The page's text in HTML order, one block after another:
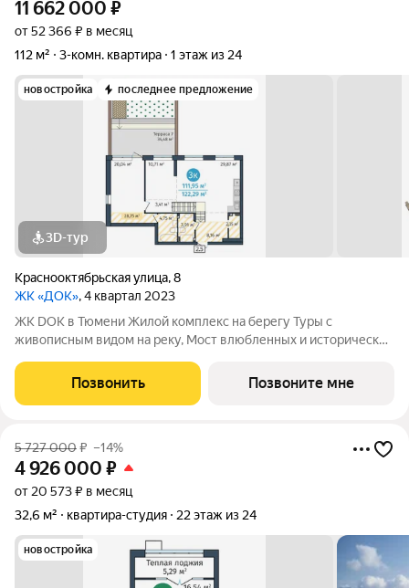
11 662 000 ₽
от 52 366 ₽ в месяц
112 м²
3-комн. квартира 1 этаж из 24
новостройка последнее предложение
3D-тур
Краснооктябрьская улица,8
ЖК «ДОК», 4 квартал 2023
ЖК DOK в Тюмени Жилой комплекс на берегу Туры с
живописным видом на реку, Мост влюбленных и исторический
принципиально новой организацией общественных зон. Три
лепестка здания сходятся в большое
Позвонить Позвоните мне
5 727 000₽ –14%
4 926 000 ₽
от 20 573 ₽ в месяц
32,6 м²
квартира-студия 22 этаж из 24
новостройка